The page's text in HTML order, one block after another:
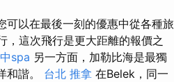
以在最後一刻的優惠中從各種旅
，這次飛行是更大距離的報價之
spa 另一方面，加勒比海是最獨
和諧。 台北 推拿 在Belek，同一